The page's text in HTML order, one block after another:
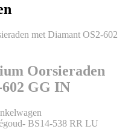
Oorsieraden
GG IN